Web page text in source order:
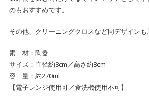
のもおすすめです。
その他、クリーニングクロスなど同デザインも
素 材：陶器
サイズ：直径約8cm／高さ約8cm
容 量：約270ml
【電子レンジ使用可／食洗機使用不可】